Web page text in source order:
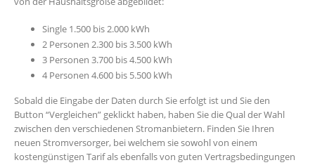
Single 1.500 bis 2.000 kWh
2 Personen 2.300 bis 3.500 kWh
3 Personen 3.700 bis 4.500 kWh
4 Personen 4.600 bis 5.500 kWh
Sobald die Eingabe der Daten durch Sie erfolgt ist und Sie den
Button “Vergleichen” geklickt haben, haben Sie die Qual der Wahl
zwischen den verschiedenen Stromanbietern. Finden Sie Ihren
neuen Stromversorger, bei welchem sie sowohl von einem
kostengünstigen Tarif als ebenfalls von guten Vertragsbedingungen